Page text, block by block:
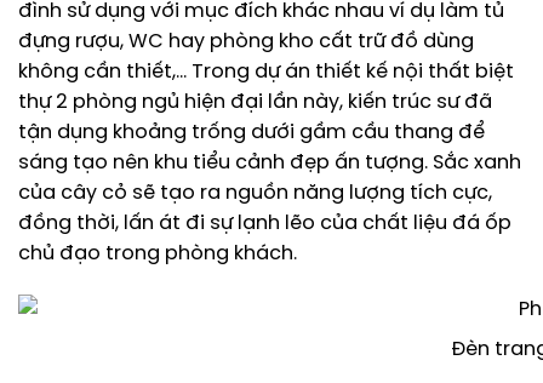
đình sử dụng với mục đích khác nhau ví dụ làm tủ
đựng rượu, WC hay phòng kho cất trữ đồ dùng
không cần thiết,… Trong dự án thiết kế nội thất biệt
thự 2 phòng ngủ hiện đại lần này, kiến trúc sư đã
tận dụng khoảng trống dưới gầm cầu thang để
sáng tạo nên khu tiểu cảnh đẹp ấn tượng. Sắc xanh
của cây cỏ sẽ tạo ra nguồn năng lượng tích cực,
đồng thời, lấn át đi sự lạnh lẽo của chất liệu đá ốp
chủ đạo trong phòng khách.
Đèn